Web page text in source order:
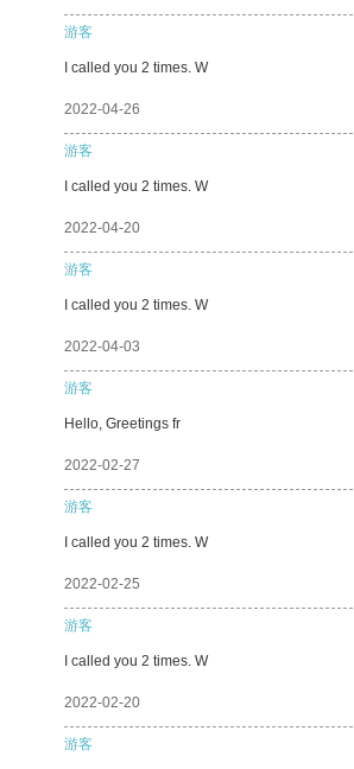
游客
I called you 2 times. W
2022-04-26
游客
I called you 2 times. W
2022-04-20
游客
I called you 2 times. W
2022-04-03
游客
Hello, Greetings fr
2022-02-27
游客
I called you 2 times. W
2022-02-25
游客
I called you 2 times. W
2022-02-20
游客